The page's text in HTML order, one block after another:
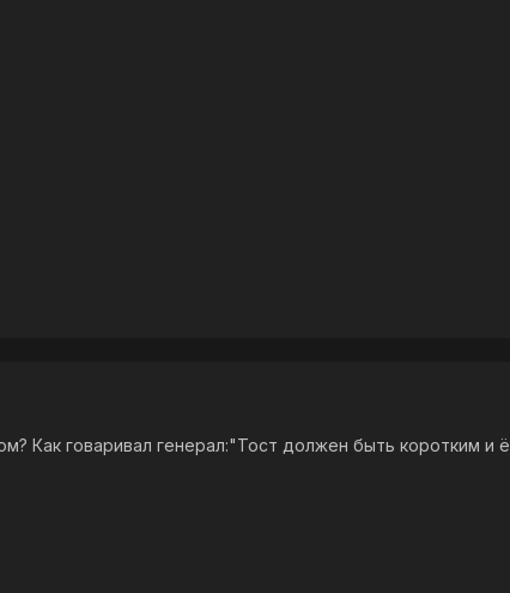
Как говаривал генерал:"Тост должен быть коротким и